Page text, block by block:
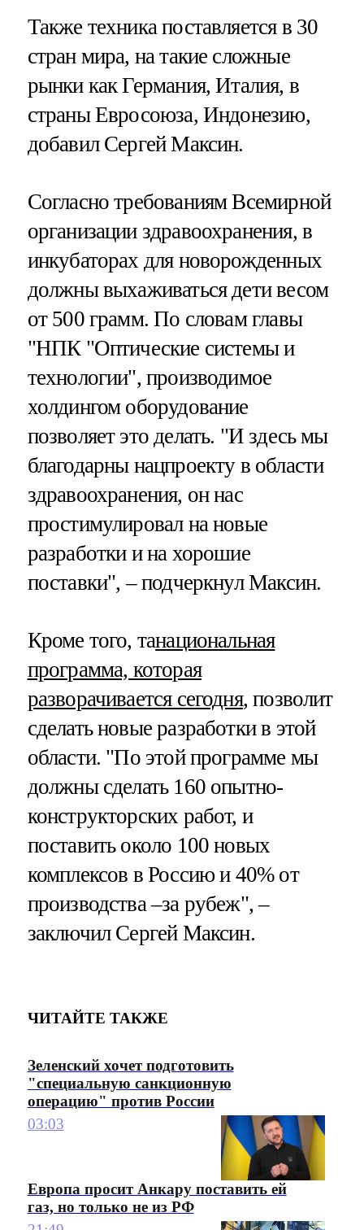
Также техника поставляется в 30
стран мира, на такие сложные
рынки как Германия, Италия, в
страны Евросоюза, Индонезию,
добавил Сергей Максин.
Согласно требованиям Всемирной
организации здравоохранения, в
инкубаторах для новорожденных
должны выхаживаться дети весом
от 500 грамм. По словам главы
"НПК "Оптические системы и
технологии", производимое
холдингом оборудование
позволяет это делать. "И здесь мы
благодарны нацпроекту в области
здравоохранения, он нас
простимулировал на новые
разработки и на хорошие
поставки", – подчеркнул Максин.
Кроме того, танациональная
программа, которая
разворачивается сегодня, позволит
сделать новые разработки в этой
области. "По этой программе мы
должны сделать 160 опытно-
конструкторских работ, и
поставить около 100 новых
комплексов в Россию и 40% от
производства –за рубеж", –
заключил Сергей Максин.
ЧИТАЙТЕ ТАКЖЕ
Зеленский хочет подготовить
"специальную санкционную
операцию" против России
03:03
Европа просит Анкару поставить ей
газ, но только не из РФ